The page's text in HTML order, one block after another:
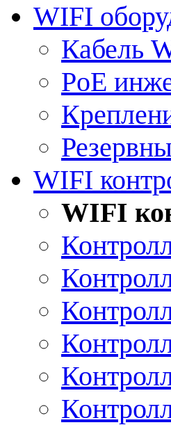
WIFI
Кабель
PoE
WIFI
WIFI